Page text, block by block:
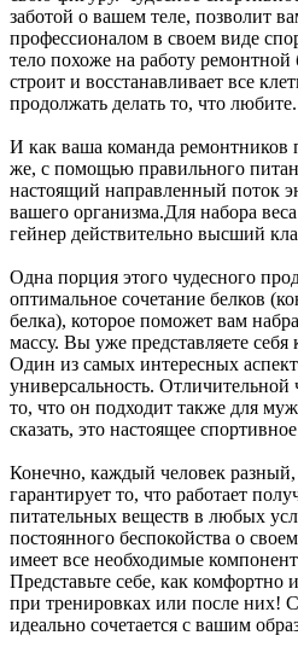
заботой о вашем теле, позволит
профессионалом в своем виде
тело похоже на работу
строит и восстанавливает все
продолжать делать то, что любите.
И как ваша команда ремонтников
же, с помощью правильного
настоящий направленный поток
вашего организма.Для набора
гейнер действительно высший
Одна порция этого чудесного
оптимальное сочетание белков
белка), которое поможет вам
массу. Вы уже представляете
Один из самых интересных
универсальность. Отличительной
то, что он подходит также для
сказать, это настоящее
Конечно, каждый человек
гарантирует то, что работает
питательных веществ в любых
постоянного беспокойства о
имеет все необходимые
Представьте себе, как комфортно
при тренировках или после них!
идеально сочетается с вашим